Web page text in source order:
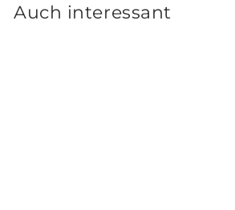
Auch interessant